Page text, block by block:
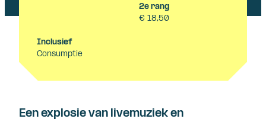
2e rang
€ 18,50
Inclusief
Consumptie
Een explosie van livemuziek en